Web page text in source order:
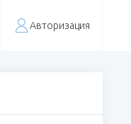
Авторизация